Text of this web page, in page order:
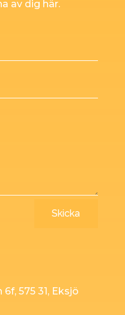
av dig här.
Skicka
575 31, Eksjö